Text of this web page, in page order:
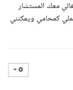
معك المستشار
كمحامي ويمكنني